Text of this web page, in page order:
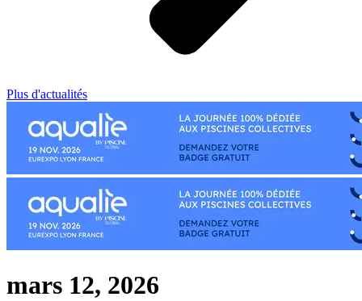
Plus d'actualités
mars 12, 2026